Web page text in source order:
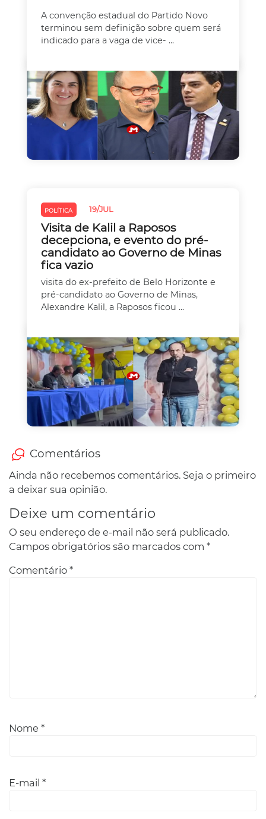
A convenção estadual do Partido Novo
terminou sem definição sobre quem será
indicado para a vaga de vice- ...
POLÍTICA 19/JUL
Visita de Kalil a Raposos
decepciona, e evento do pré-
candidato ao Governo de Minas
fica vazio
visita do ex-prefeito de Belo Horizonte e
pré-candidato ao Governo de Minas,
Alexandre Kalil, a Raposos ficou ...
Comentários
Ainda não recebemos comentários. Seja o primeiro
a deixar sua opinião.
Deixe um comentário
O seu endereço de e-mail não será publicado.
Campos obrigatórios são marcados com *
Comentário *
Nome *
E-mail *